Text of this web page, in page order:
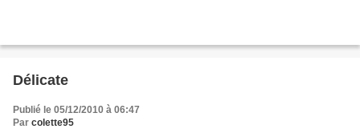
Délicate
Publié le 05/12/2010 à 06:47
Par colette95